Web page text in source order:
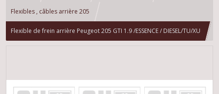
Flexibles , câbles arrière 205
Flexible de frein arrière Peugeot 205 GTI 1.9 /ESSENCE / DIESEL/TU/XU